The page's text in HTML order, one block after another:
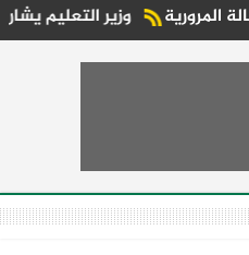
وزير التعليم يشارك في مراسم إحياء الذكرى الـ81